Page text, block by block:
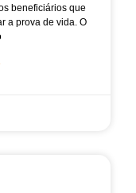
beneficiários que
a prova de vida. O